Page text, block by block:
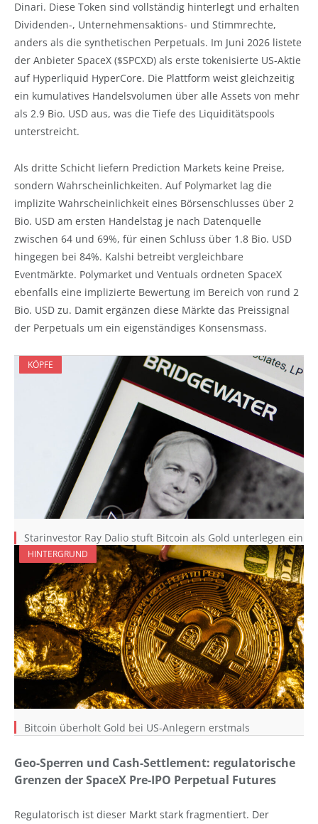
Dinari. Diese Token sind vollständig hinterlegt und erhalten
Dividenden-, Unternehmensaktions- und Stimmrechte,
anders als die synthetischen Perpetuals. Im Juni 2026 listete
der Anbieter SpaceX ($SPCXD) als erste tokenisierte US-Aktie
auf Hyperliquid HyperCore. Die Plattform weist gleichzeitig
ein kumulatives Handelsvolumen über alle Assets von mehr
als 2.9 Bio. USD aus, was die Tiefe des Liquiditätspools
unterstreicht.
Als dritte Schicht liefern Prediction Markets keine Preise,
sondern Wahrscheinlichkeiten. Auf Polymarket lag die
implizite Wahrscheinlichkeit eines Börsenschlusses über 2
Bio. USD am ersten Handelstag je nach Datenquelle
zwischen 64 und 69%, für einen Schluss über 1.8 Bio. USD
hingegen bei 84%. Kalshi betreibt vergleichbare
Eventmärkte. Polymarket und Ventuals ordneten SpaceX
ebenfalls eine implizierte Bewertung im Bereich von rund 2
Bio. USD zu. Damit ergänzen diese Märkte das Preissignal
der Perpetuals um ein eigenständiges Konsensmass.
KÖPFE
Starinvestor Ray Dalio stuft Bitcoin als Gold unterlegen ein
HINTERGRUND
Bitcoin überholt Gold bei US-Anlegern erstmals
Geo-Sperren und Cash-Settlement: regulatorische
Grenzen der SpaceX Pre-IPO Perpetual Futures
Regulatorisch ist dieser Markt stark fragmentiert. Der